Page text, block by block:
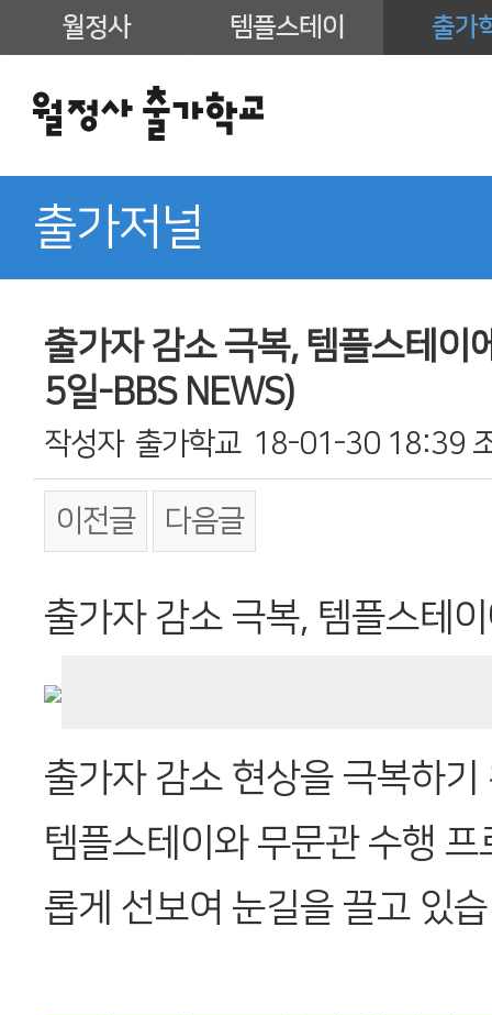
월정사 템플스테이 출가
출가저널
출가자 감소 극복, 템플스테이
5일-BBS NEWS)
작성자 출가학교 18-01-30 18:39
이전글 다음글
본문
출가자 감소 극복, 템플스테
출가자 감소 현상을 극복하기
템플스테이와 무문관 수행
롭게 선보여 눈길을 끌고 있